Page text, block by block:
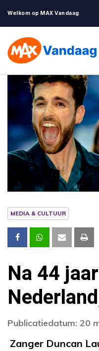
Welkom op MAX Vandaag
MEDIA & CULTUUR
Na 44
Publicatiedatum: 20
Zanger Duncan